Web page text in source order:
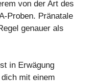
von der Art des
Proben. Pränatale
genauer als
in Erwägung
mit einem